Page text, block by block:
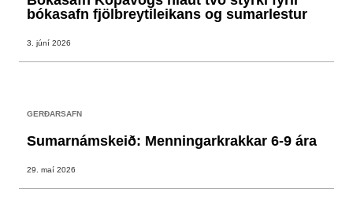
bókasafn fjölbreytileikans og sumarlestur
3. júní 2026
GERÐARSAFN
Sumarnámskeið: Menningarkrakkar 6-9 ára
29. maí 2026